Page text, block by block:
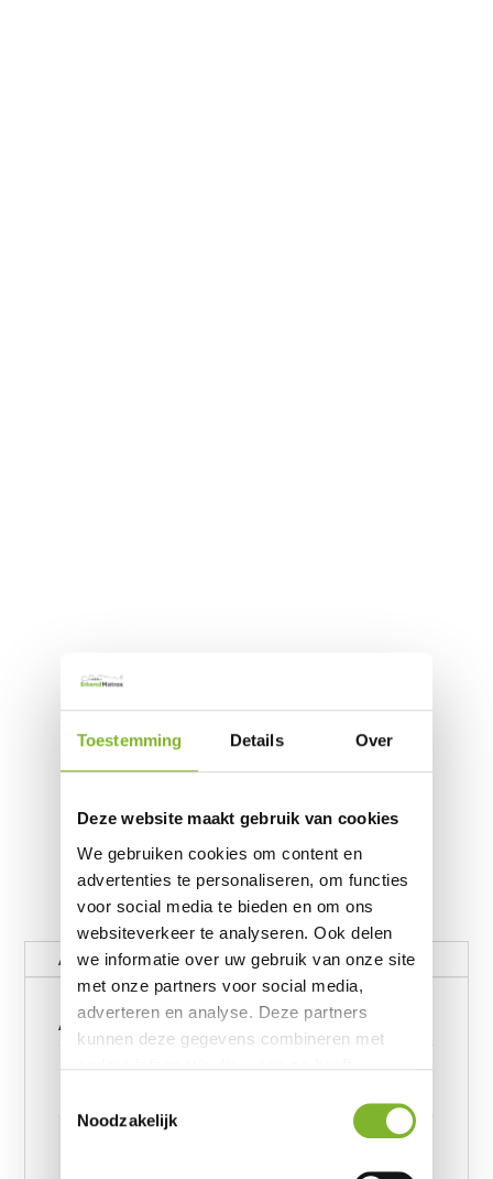
Toestemming Details Over
Deze website maakt gebruik van cookies
We gebruiken cookies om content en
advertenties te personaliseren, om functies
voor social media te bieden en om ons
websiteverkeer te analyseren. Ook delen
we informatie over uw gebruik van onze site
met onze partners voor social media,
adverteren en analyse. Deze partners
kunnen deze gegevens combineren met
basis van uw gebruik van hun services.
Noodzakelijk
Aanvullende informatie
Aanvullende informatie